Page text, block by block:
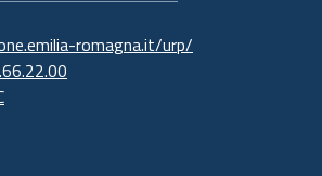
romagna.it/urp/